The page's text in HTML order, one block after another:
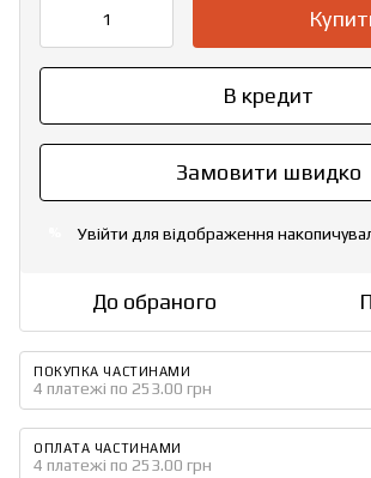
В кредит
Замовити швидко
Увійти для відображення
До обраного
ПОКУПКА ЧАСТИНАМИ
4 платежі по 253.00 грн
ОПЛАТА ЧАСТИНАМИ
4 платежі по 253.00 грн